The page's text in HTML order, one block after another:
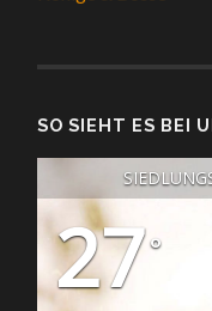
SO SIEHT ES BEI
27°